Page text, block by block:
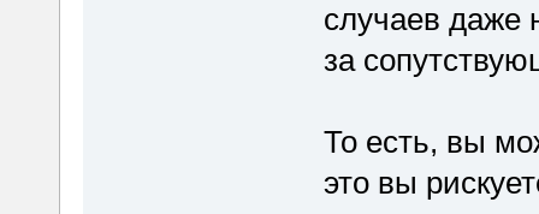
случаев даже
за
То есть, вы
это вы